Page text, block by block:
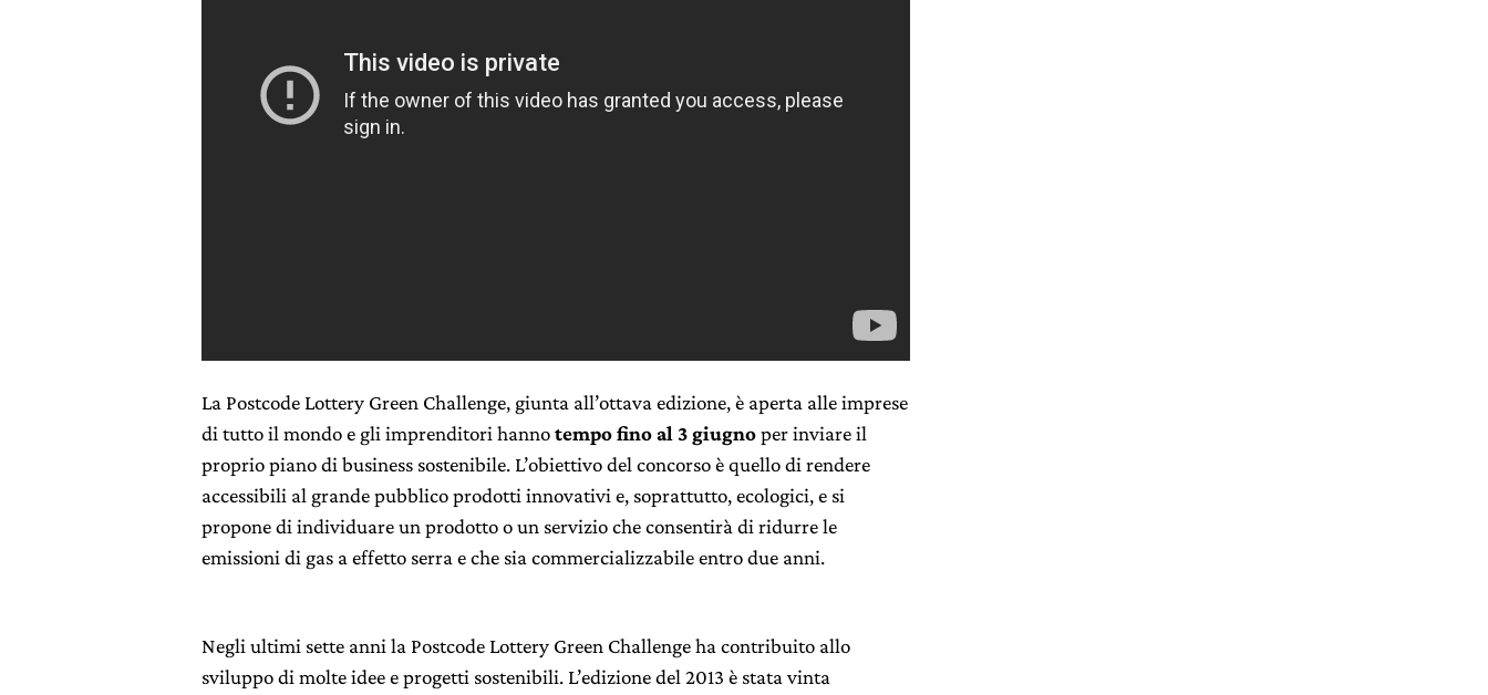
La Postcode Lottery Green Challenge, giunta all’ottava edizione, è aperta alle imprese
di tutto il mondo e gli imprenditori hannotempo fino al 3 giugnoper inviare il
proprio piano di business sostenibile. L’obiettivo del concorso è quello di rendere
accessibili al grande pubblico prodotti innovativi e, soprattutto, ecologici, e si
propone di individuare un prodotto o un servizio che consentirà di ridurre le
emissioni di gas a effetto serra e che sia commercializzabile entro due anni.
Negli ultimi sette anni la Postcode Lottery Green Challenge ha contribuito allo
sviluppo di molte idee e progetti sostenibili. L’edizione del 2013 è stata vinta